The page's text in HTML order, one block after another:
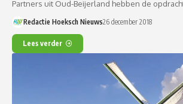
Partners uit Oud-Beijerland hebben de
Redactie Hoeksch Nieuws26 december 2018
Lees verder